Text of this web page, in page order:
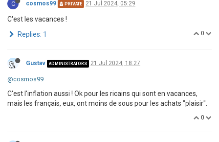
C cosmos99 PRIVATE 21 Jul 2024, 05:29
C'est les vacances !
0
Replies: 1
Gustav ADMINISTRATORS 21 Jul 2024, 18:27
@cosmos99
C'est l'inflation aussi ! Ok pour les ricains qui sont en vacances,
mais les français, eux, ont moins de sous pour les achats "plaisir".
0